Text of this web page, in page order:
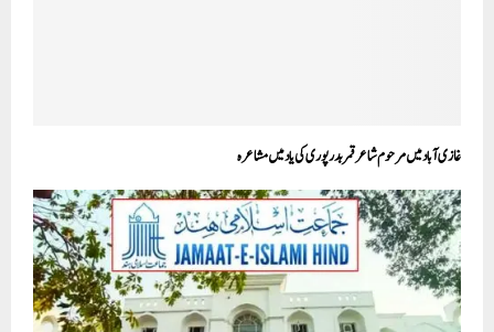
غازی آباد میں مرحوم شاعر قمر بدر پوری کی یاد میں مشاعرہ